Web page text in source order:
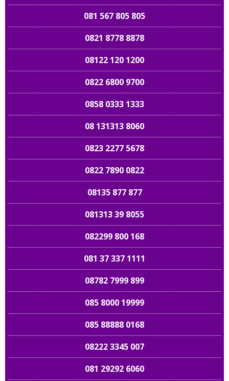
081 567 805 805
0821 8778 8878
08122 120 1200
0822 6800 9700
0858 0333 1333
08 131313 8060
0823 2277 5678
0822 7890 0822
08135 877 877
081313 39 8055
082299 800 168
081 37 337 1111
08782 7999 899
085 8000 19999
085 88888 0168
08222 3345 007
081 29292 6060